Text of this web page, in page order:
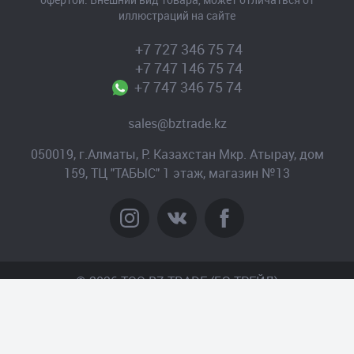
+7 727 346 75 74
+7 747 146 75 74
+7 747 346 75 74
sales@bztrade.kz
050019, г.Алматы, Р. Казахстан Мкр. Атырау, дом
159, ТЦ "ТАБЫС" 1 этаж, магазин №13
иллюстраций на сайте
© 2026 TOO BZ-TRADE (БЗ-ТРЕЙД)